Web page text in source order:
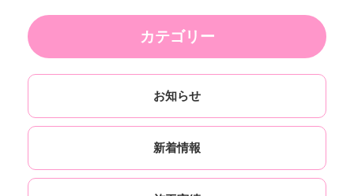
カテゴリー
お知らせ
新着情報